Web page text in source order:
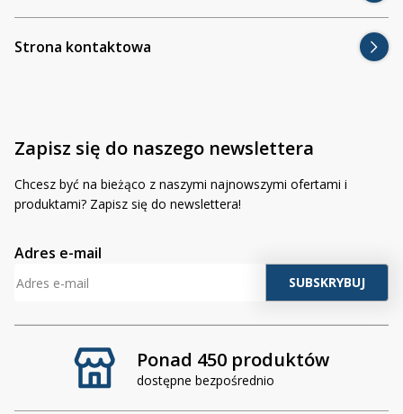
Ponad 450 produktów
dostępne bezpośrednio
Strona kontaktowa
Zapisz się do naszego newslettera
Chcesz być na bieżąco z naszymi najnowszymi ofertami i
produktami? Zapisz się do newslettera!
Adres e-mail